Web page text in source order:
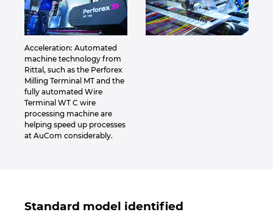
Acceleration: Automated
machine technology from
Rittal, such as the Perforex
Milling Terminal MT and the
fully automated Wire
Terminal WT C wire
processing machine are
helping speed up processes
at AuCom considerably.
Standard model identified